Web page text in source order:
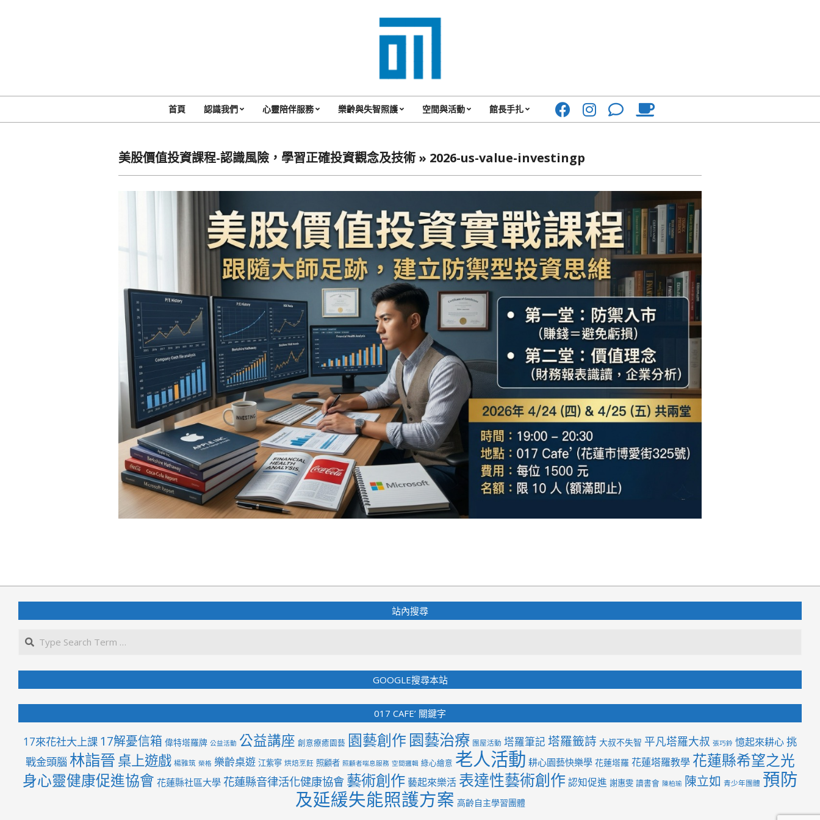
017
Cafe'
你
一
起
咖
啡
館
Primary
Menu
首頁 認識我們 心靈陪伴服務 樂齡與失智照護 空間與活動 館長手扎
美股價值投資課程-認識風險，學習正確投資觀念及技術 » 2026-us-value-investingp
04-
03
站內搜尋
GOOGLE搜尋本站
017 CAFE’ 關鍵字
17來花社大上課 17解憂信箱 偉特塔羅牌 公益活動 公益講座 創意療癒園藝 園藝創作 園藝治療 團屋活動 塔羅筆記 塔羅籤詩 大叔不失智 平凡塔羅大叔 張巧鈴 憶起來耕心挑
戰金頭腦 林詣晉桌上遊戲 楊雅筑 榮格 樂齡桌遊 江紫寧 烘焙烹飪 照顧者 照顧者喘息服務 空間邏輯 綠心繪意 老人活動 耕心園藝快樂學 花蓮塔羅 花蓮塔羅教學 花蓮縣希望之光
身心靈健康促進協會 花蓮縣社區大學 花蓮縣音律活化健康協會 藝術創作 藝起來樂活 表達性藝術創作 認知促進 謝惠雯 讀書會 陳柏瑜 陳立如 青少年團體 預防
及延緩失能照護方案 高齡自主學習團體